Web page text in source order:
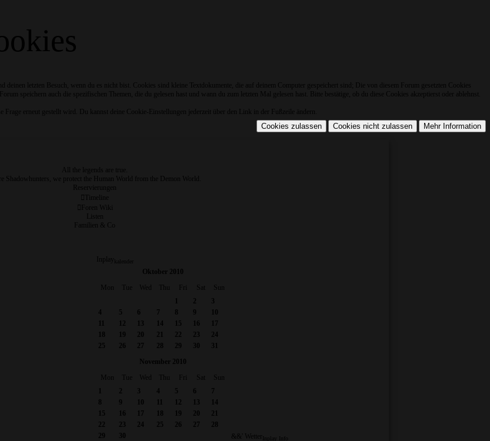
letzten Besuch, wenn du es nicht bist. Cookies sind kleine Textdokumente, die auf deinem Computer gespeichert sind; Die von diesem Forum gesetzten Cookies
speichern auch die spezifischen Themen, die du gelesen hast und wann du zum letzten Mal gelesen hast. Bitte bestätige, ob du diese Cookies akzeptierst oder ablehnst.
erneut gestellt wird. Du kannst deine Cookie-Einstellungen jederzeit über den Link in der Fußzeile ändern.
All the legends are true.
Shadowhunters, we protect the Human World from the Demon World.
Reservierungen
Timeline
Foren Wiki
Listen
Familien & Co
Inplay
Oktober 2010
Mon
Tue Wed Thu Fri Sat
Sun
2
4
5 6 7 9
12 14 15 16
17
19 20 21 22 23
24
25
26 27 28 29
November 2010
Mon
Tue Wed Thu Fri Sat
Sun
2 4 5 6
7
9 12
14
15
16 17 19 20
21
22
23 24 25 26 27
28
29
&&' Wetter